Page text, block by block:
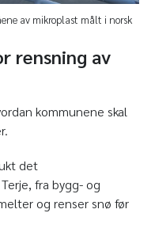
av mikroplast målt i norsk
rensning av
kommunene skal
det
fra bygg- og
og renser snø før